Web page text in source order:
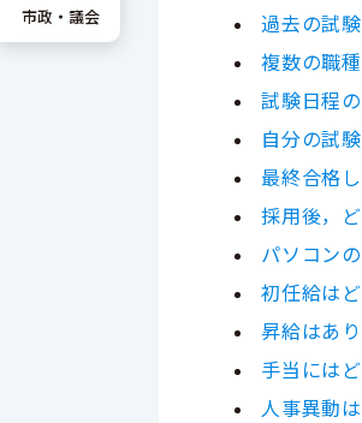
過去の試
複数の職
試験日程
自分の試
最終合格
採用後，
パソコン
初任給は
昇給はあ
手当には
人事異動
市政・議会